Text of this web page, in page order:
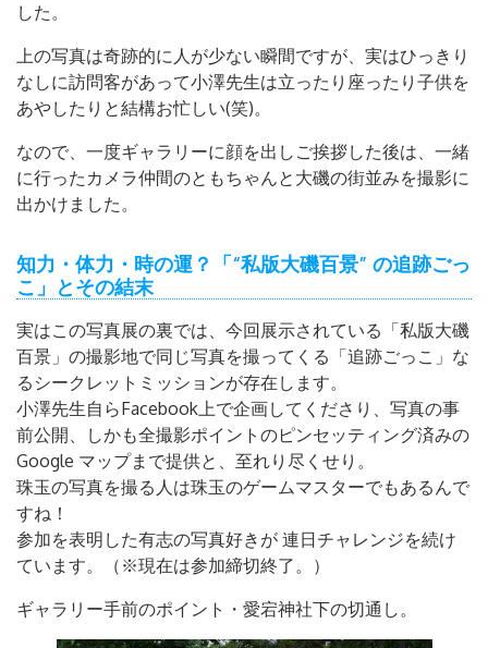
した。
上の写真は奇跡的に人が少ない瞬間ですが、実はひっきり
なしに訪問客があって小澤先生は立ったり座ったり子供を
あやしたりと結構お忙しい(笑)。
なので、一度ギャラリーに顔を出しご挨拶した後は、一緒
に行ったカメラ仲間のともちゃんと大磯の街並みを撮影に
出かけました。
知力・体力・時の運？「“私版大磯百景” の追跡ごっ
こ」とその結末
実はこの写真展の裏では、今回展示されている「私版大磯
百景」の撮影地で同じ写真を撮ってくる「追跡ごっこ」な
るシークレットミッションが存在します。
小澤先生自らFacebook上で企画してくださり、写真の事
前公開、しかも全撮影ポイントのピンセッティング済みの
Google マップまで提供と、至れり尽くせり。
珠玉の写真を撮る人は珠玉のゲームマスターでもあるんで
すね！
参加を表明した有志の写真好きが 連日チャレンジを続け
ています。（※現在は参加締切終了。）
ギャラリー手前のポイント・愛宕神社下の切通し。